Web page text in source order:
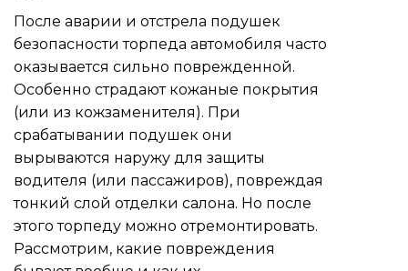
После аварии и отстрела подушек
безопасности торпеда автомобиля часто
оказывается сильно поврежденной.
Особенно страдают кожаные покрытия
(или из кожзаменителя). При
срабатывании подушек они
вырываются наружу для защиты
водителя (или пассажиров), повреждая
тонкий слой отделки салона. Но после
этого торпеду можно отремонтировать.
Рассмотрим, какие повреждения